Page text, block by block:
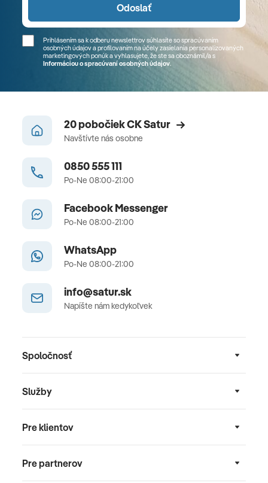
Odoslať
Prihlásením sa k odberu newslettrov súhlasíte so spracúvaním
osobných údajov a profilovaním na účely zasielania personalizovaných
marketingových ponúk a vyhlasujete, že ste sa oboznámil/a s
Informáciou o spracúvaní osobných údajov.
20 pobočiek CK Satur
Navštívte nás osobne
0850 555 111
Po-Ne 08:00-21:00
Facebook Messenger
Po-Ne 08:00-21:00
WhatsApp
Po-Ne 08:00-21:00
info@satur.sk
Napíšte nám kedykoľvek
Spoločnosť
Služby
Pre klientov
Pre partnerov